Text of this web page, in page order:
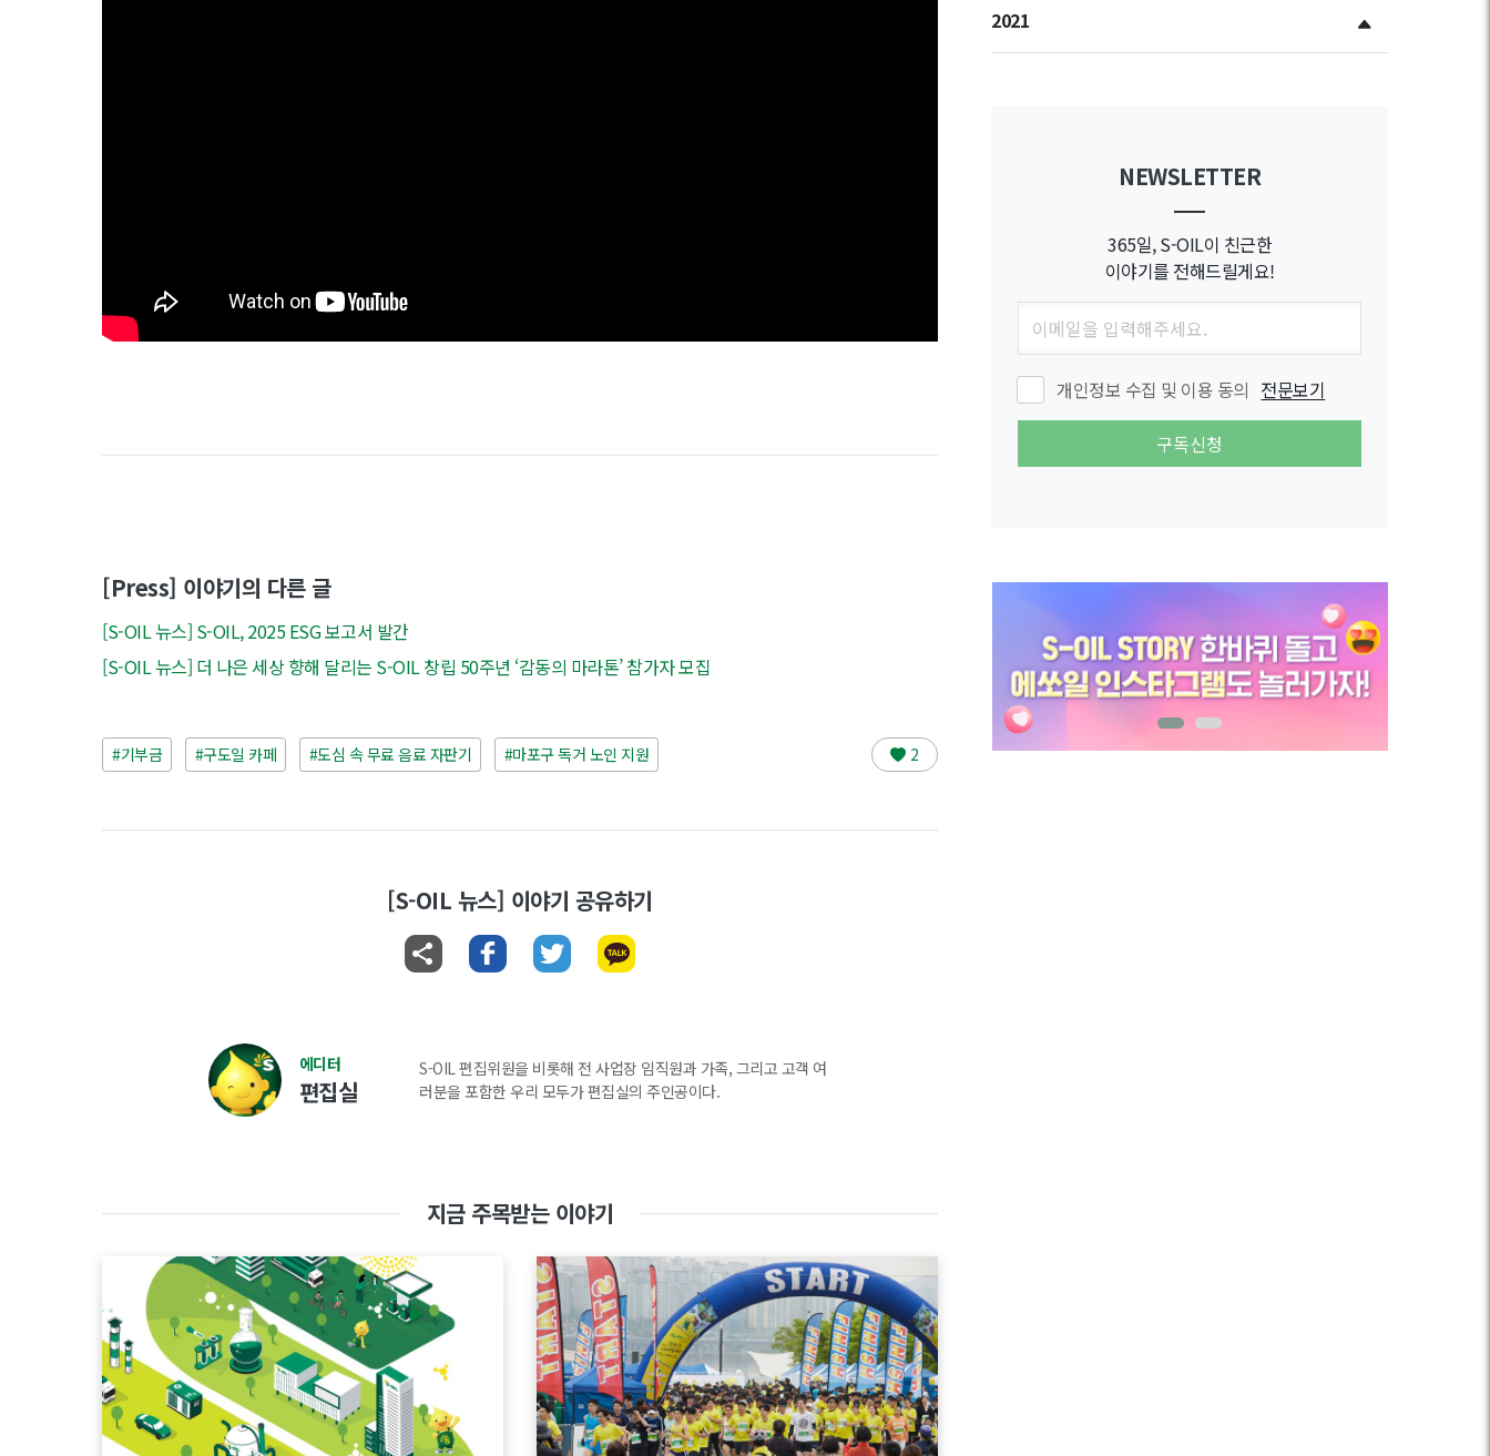
[Press] 이야기의 다른 글
[S-OIL 뉴스] S-OIL, 2025 ESG 보고서 발간
[S-OIL 뉴스] 더 나은 세상 향해 달리는 S-OIL 창립 50주년 ‘감동의 마라톤’ 참가자 모집
#기부금 #구도일 카페 #도심 속 무료 음료 자판기 #마포구 독거 노인 지원 2
[S-OIL 뉴스] 이야기 공유하기
에디터
편집실
S-OIL 편집위원을 비롯해 전 사업장 임직원과 가족, 그리고 고객 여
러분을 포함한 우리 모두가 편집실의 주인공이다.
지금 주목받는 이야기
2021
NEWSLETTER
365일, S-OIL이 친근한
이야기를 전해드릴게요!
개인정보 수집 및 이용 동의 전문보기
구독신청